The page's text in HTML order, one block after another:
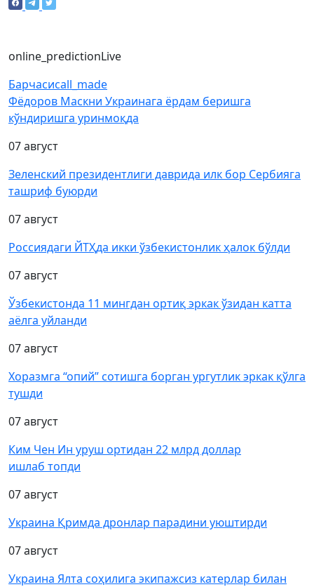
online_predictionLive
Барчасиcall_made
Фёдоров Маскни Украинага ёрдам беришга
кўндиришга уринмоқда
07 август
Зеленский президентлиги даврида илк бор Сербияга
ташриф буюрди
07 август
Россиядаги ЙТҲда икки ўзбекистонлик ҳалок бўлди
07 август
Ўзбекистонда 11 мингдан ортиқ эркак ўзидан катта
аёлга уйланди
07 август
Хоразмга “опий” сотишга борган ургутлик эркак қўлга
тушди
07 август
Ким Чен Ин уруш ортидан 22 млрд доллар
ишлаб топди
07 август
Украина Қримда дронлар парадини уюштирди
07 август
Украина Ялта соҳилига экипажсиз катерлар билан